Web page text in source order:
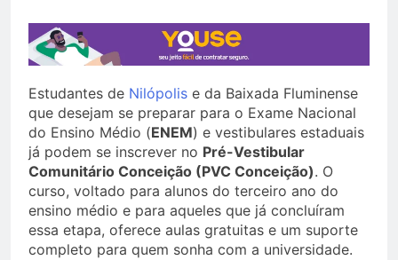
Estudantes de Nilópolis e da Baixada Fluminense
que desejam se preparar para o Exame Nacional
do Ensino Médio (ENEM) e vestibulares estaduais
já podem se inscrever no Pré-Vestibular
Comunitário Conceição (PVC Conceição). O
curso, voltado para alunos do terceiro ano do
ensino médio e para aqueles que já concluíram
essa etapa, oferece aulas gratuitas e um suporte
completo para quem sonha com a universidade.